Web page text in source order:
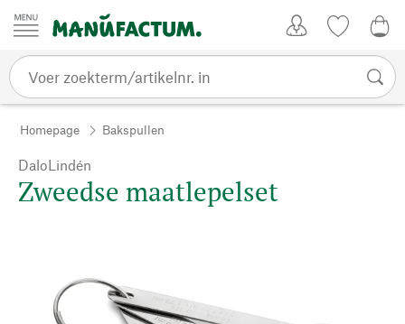
Passer au contenu
Homepage Bakspullen
DaloLindén
Zweedse maatlepelset